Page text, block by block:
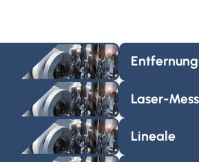
Laser-
Lineale